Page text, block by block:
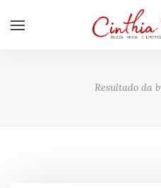
Resultado da